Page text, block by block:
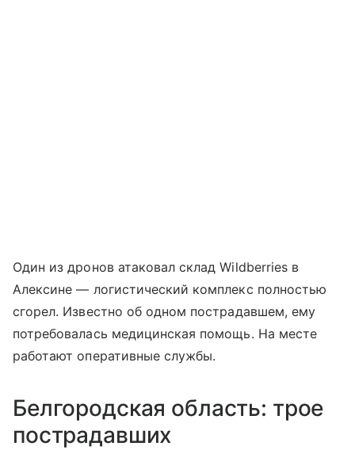
Один из дронов атаковал склад Wildberries в
Алексине — логистический комплекс полностью
сгорел. Известно об одном пострадавшем, ему
потребовалась медицинская помощь. На месте
работают оперативные службы.
Белгородская область: трое
пострадавших